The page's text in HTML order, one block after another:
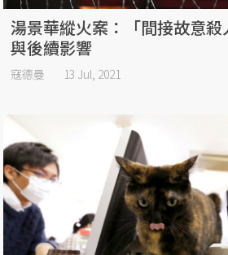
湯景華縱火案：「間接故意
與後續影響
寇德曼 13 Jul, 2021